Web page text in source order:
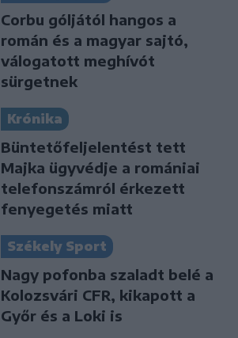
Corbu góljától hangos a
román és a magyar sajtó,
válogatott meghívót
sürgetnek
Krónika
Büntetőfeljelentést tett
Majka ügyvédje a romániai
telefonszámról érkezett
fenyegetés miatt
Székely Sport
Nagy pofonba szaladt belé a
Kolozsvári CFR, kikapott a
Győr és a Loki is